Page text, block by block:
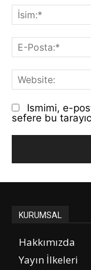
Ismimi, e-
sefere bu
KURUMSAL
Hakkımızda
Yayın İlkeleri